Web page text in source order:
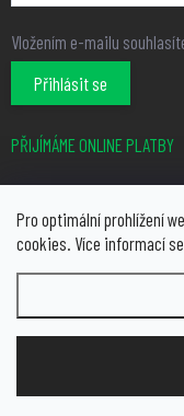
Pro optimální prohlížení
cookies. Více informací
Vložením e-mailu
Přihlásit se
PŘIJÍMÁME ONLINE PLATBY
Copyright 2026